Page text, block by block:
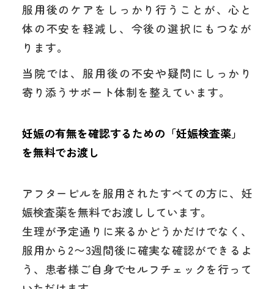
服用後のケアをしっかり行うことが、心と
体の不安を軽減し、今後の選択にもつなが
ります。
当院では、服用後の不安や疑問にしっかり
寄り添うサポート体制を整えています。
妊娠の有無を確認するための「妊娠検査薬」
を無料でお渡し
アフターピルを服用されたすべての方に、妊
娠検査薬を無料でお渡ししています。
生理が予定通りに来るかどうかだけでなく、
服用から2〜3週間後に確実な確認ができるよ
う、患者様ご自身でセルフチェックを行って